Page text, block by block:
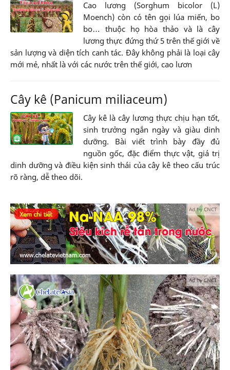
Cao lương (Sorghum bicolor (L)
Moench) còn có tên gọi lúa miến, bo
bo… thuộc họ hòa thảo và là cây
lương thực đứng thứ 5 trên thế giới về
sản lượng và diện tích canh tác. Đây không phải là loại cây
mới mẻ, nhất là với các nước trên thế giới, cao lươn
Cây kê (Panicum miliaceum)
Cây kê là cây lương thực chịu hạn tốt,
sinh trưởng ngắn ngày và giàu dinh
dưỡng. Bài viết trình bày đầy đủ
nguồn gốc, đặc điểm thực vật, giá trị
dinh dưỡng và điều kiện sinh thái của cây kê theo cấu trúc
rõ ràng, dễ theo dõi.
Ad by CNCT
Ad by CNCT